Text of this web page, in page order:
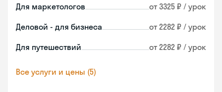
Для маркетологов от 3325 ₽ / урок
Деловой - для бизнеса от 2282 ₽ / урок
Для путешествий от 2282 ₽ / урок
Все услуги и цены (5)